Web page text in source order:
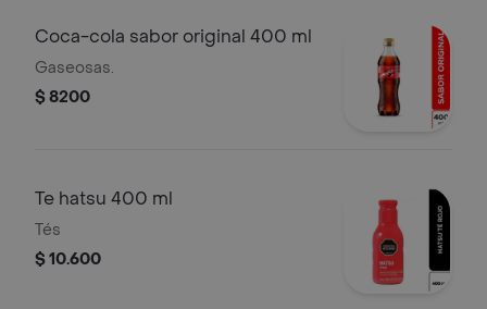
Coca-cola sabor original 400 ml
Gaseosas.
$ 8200
Te hatsu 400 ml
Tés
$ 10.600